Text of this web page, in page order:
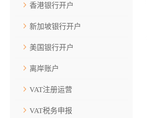
香港银行开户
新加坡银行开户
美国银行开户
离岸账户
VAT注册运营
VAT税务申报